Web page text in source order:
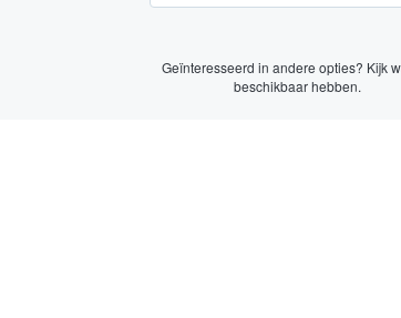
Geïnteresseerd in andere opties? Kijk
beschikbaar hebben.